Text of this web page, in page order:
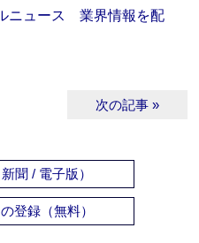
ニュース 業界情報を配
次の記事 »
聞 / 電子版）
登録（無料）